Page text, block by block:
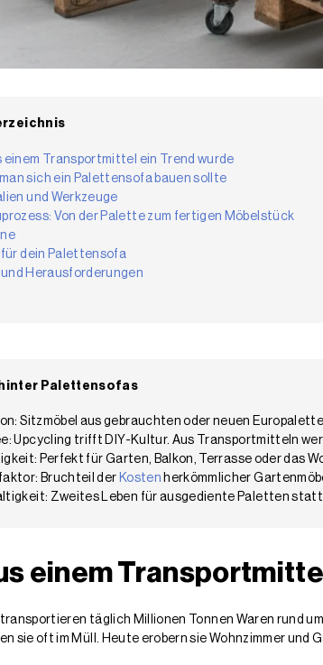
einem Transportmittel ein Trend wurde
sich ein Palettensofa bauen sollte
und Werkzeuge
Von der Palette zum fertigen Möbelstück
für dein Palettensofa
und Herausforderungen
hinter Palettensofas
Sitzmöbel aus gebrauchten oder neuen
Upcycling trifft DIY-Kultur. Aus Transportmitteln
Perfekt für Garten, Balkon, Terrasse oder das
Bruchteil der Kosten herkömmlicher
Zweites Leben für ausgediente Paletten
einem
täglich Millionen Tonnen Waren rund
sie oft im Müll. Heute erobern sie Wohnzimmer